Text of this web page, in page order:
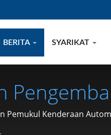
BERITA SYARIKAT
&
Pemukul Kenderaan